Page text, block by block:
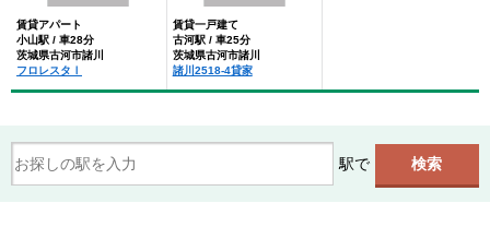
賃貸アパート
小山駅 / 車28分
茨城県古河市諸川
フロレスタⅠ
賃貸一戸建て
古河駅 / 車25分
茨城県古河市諸川
諸川2518-4貸家
駅で